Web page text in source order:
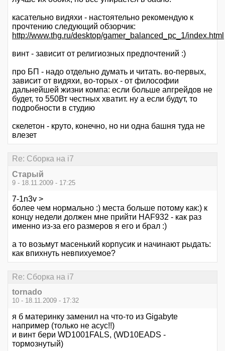
касательно видяхи - настоятельно рекомендую к
прочтению следующий обзорчик:
http://www.thg.ru/desktop/gamer_balanced_pc_1/index.html
винт - зависит от религиозных предпочтений :)
про БП - надо отдельно думать и читать. во-первых,
зависит от видяхи, во-торых - от философии
дальнейшей жизни компа: если больше апгрейдов не
будет, то 550Вт честных хватит. ну а если будут, то
подробности в студию
скелетон - круто, конечно, но ни одна башня туда не
влезет
Re: Сборка на i7
Старый
9 - 18.11.2009 - 17:25
7-1n3v >
более чем нормально :) места больше потому как:) к
концу недели должен мне прийти HAF932 - как раз
именно из-за его размеров я его и брал :)
а то возьмут масенький корпусик и начинают рыдать:
как впихнуть невпихуемое?
Re: Сборка на i7
tornado
10 - 18.11.2009 - 17:32
я б материнку заменил на что-то из Gigabyte
например (только не асус!!)
и винт бери WD1001FALS, (WD10EADS -
тормознутый)